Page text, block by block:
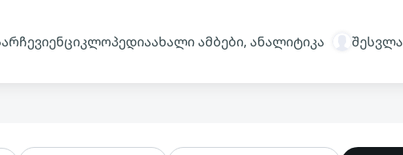
ენციკლოპედიაახალი ამბები, ანალიტიკა შესვლა